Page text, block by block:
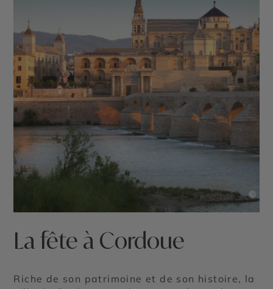
©
La fête à Cordoue
Riche de son patrimoine et de son histoire, la